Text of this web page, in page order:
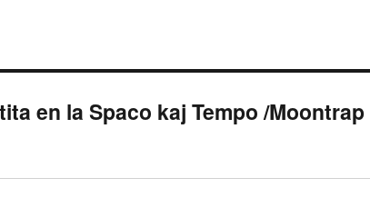
en la Spaco kaj Tempo /Moontrap